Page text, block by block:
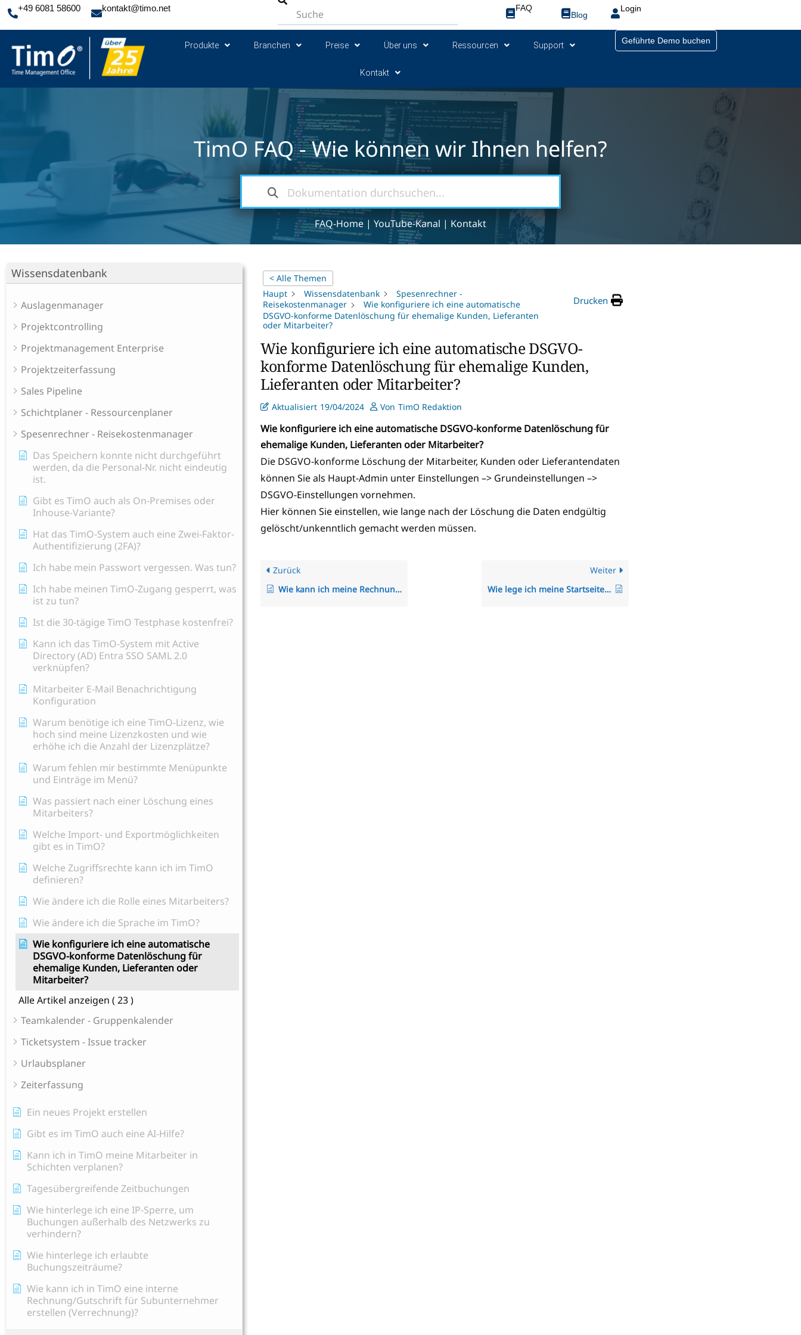
+49 6081 58600 kontakt@timo.net FAQ
Blog
Login
Produkte Branchen Preise Über uns Ressourcen Support
Kontakt
Geführte Demo buchen
TimO FAQ - Wie können wir Ihnen helfen?
FAQ-Home | YouTube-Kanal | Kontakt
Wissensdatenbank
Auslagenmanager
Projektcontrolling
Projektmanagement Enterprise
Projektzeiterfassung
Sales Pipeline
Schichtplaner - Ressourcenplaner
Spesenrechner - Reisekostenmanager
Das Speichern konnte nicht durchgeführt
werden, da die Personal-Nr. nicht eindeutig
ist.
Gibt es TimO auch als On-Premises oder
Inhouse-Variante?
Hat das TimO-System auch eine Zwei-Faktor-
Authentifizierung (2FA)?
Ich habe mein Passwort vergessen. Was tun?
Ich habe meinen TimO-Zugang gesperrt, was
ist zu tun?
Ist die 30-tägige TimO Testphase kostenfrei?
Kann ich das TimO-System mit Active
Directory (AD) Entra SSO SAML 2.0
verknüpfen?
Mitarbeiter E-Mail Benachrichtigung
Konfiguration
Warum benötige ich eine TimO-Lizenz, wie
hoch sind meine Lizenzkosten und wie
erhöhe ich die Anzahl der Lizenzplätze?
Warum fehlen mir bestimmte Menüpunkte
und Einträge im Menü?
Was passiert nach einer Löschung eines
Mitarbeiters?
Welche Import- und Exportmöglichkeiten
gibt es in TimO?
Welche Zugriffsrechte kann ich im TimO
definieren?
Wie ändere ich die Rolle eines Mitarbeiters?
Wie ändere ich die Sprache im TimO?
Wie konfiguriere ich eine automatische
DSGVO-konforme Datenlöschung für
ehemalige Kunden, Lieferanten oder
Mitarbeiter?
Alle Artikel anzeigen ( 23 )
Teamkalender - Gruppenkalender
Ticketsystem - Issue tracker
Urlaubsplaner
Zeiterfassung
Ein neues Projekt erstellen
Gibt es im TimO auch eine AI-Hilfe?
Kann ich in TimO meine Mitarbeiter in
Schichten verplanen?
Tagesübergreifende Zeitbuchungen
Wie hinterlege ich eine IP-Sperre, um
Buchungen außerhalb des Netzwerks zu
verhindern?
Wie hinterlege ich erlaubte
Buchungszeiträume?
Wie kann ich in TimO eine interne
Rechnung/Gutschrift für Subunternehmer
erstellen (Verrechnung)?
< Alle Themen
Haupt
Wissensdatenbank
Spesenrechner -
Reisekostenmanager
Wie konfiguriere ich eine automatische
DSGVO-konforme Datenlöschung für ehemalige Kunden, Lieferanten
oder Mitarbeiter?
Drucken
Wie konfiguriere ich eine automatische DSGVO-
konforme Datenlöschung für ehemalige Kunden,
Lieferanten oder Mitarbeiter?
Aktualisiert 19/04/2024 Von TimO Redaktion
Wie konfiguriere ich eine automatische DSGVO-konforme Datenlöschung für
ehemalige Kunden, Lieferanten oder Mitarbeiter?
Die DSGVO-konforme Löschung der Mitarbeiter, Kunden oder Lieferantendaten
können Sie als Haupt-Admin unter Einstellungen –> Grundeinstellungen –>
DSGVO-Einstellungen vornehmen.
Hier können Sie einstellen, wie lange nach der Löschung die Daten endgültig
gelöscht/unkenntlich gemacht werden müssen.
Zurück
Wie kann ich meine Rechnungsadresse für die monatlichen TimO-Rechnungen anpassen?
Weiter
Wie lege ich meine Startseite fest?